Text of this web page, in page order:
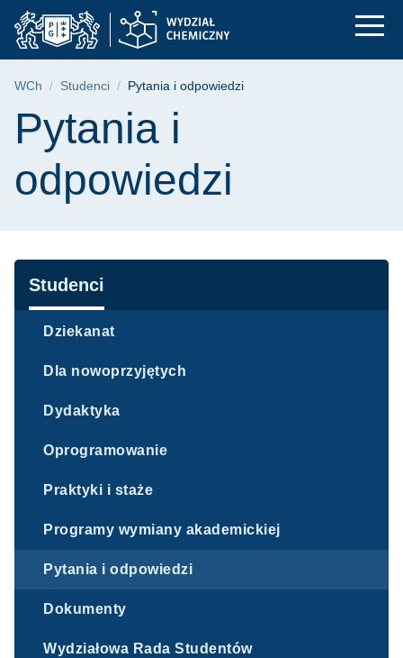
Przejdź
do
menu
Przejdź
do
wyszukiwarki
Przejdź
do
treści
Pytania i
Ścieżka nawigacyjna
WCh Studenci Pytania i odpowiedzi
Treść strony
Pytania i
odpowiedzi
Nawigacja
Studenci
Dziekanat
Dla nowoprzyjętych
Dydaktyka
Oprogramowanie
Praktyki i staże
Programy wymiany akademickiej
Pytania i odpowiedzi
Dokumenty
Wydziałowa Rada Studentów